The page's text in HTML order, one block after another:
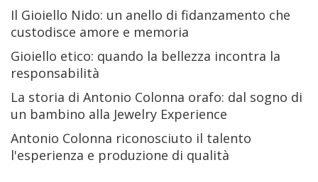
Il Gioiello Nido: un anello di fidanzamento che
custodisce amore e memoria
Gioiello etico: quando la bellezza incontra la
responsabilità
La storia di Antonio Colonna orafo: dal sogno di
un bambino alla Jewelry Experience
Antonio Colonna riconosciuto il talento
l'esperienza e produzione di qualità